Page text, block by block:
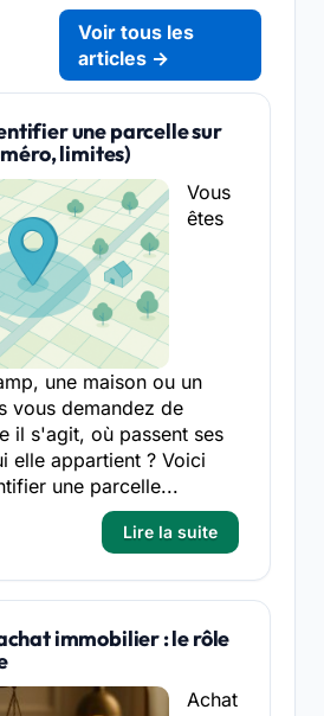
Voir tous les
articles →
une parcelle sur
limites)
Vous
êtes
une maison ou un
vous demandez de
il s'agit, où passent ses
elle appartient ? Voici
une parcelle...
Lire la suite
immobilier : le rôle
Achat